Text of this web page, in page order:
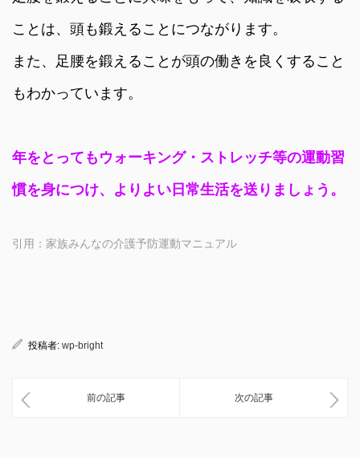
ことは、頭も鍛えることにつながります。
また、足腰を鍛えることが頭の働きを良くすること
もわかっています。
年をとってもウォーキング・ストレッチ等の運動習
慣を身につけ、よりよい日常生活を送りましょう。
引用：家族みんなの介護予防運動マニュアル
投稿者: wp-bright
前の記事 次の記事